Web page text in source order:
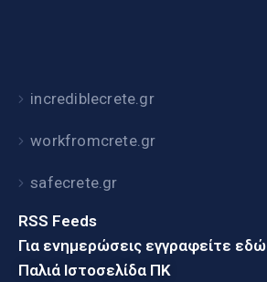
incrediblecrete.gr
workfromcrete.gr
safecrete.gr
RSS Feeds
Για ενημερώσεις εγγραφείτε εδώ
Παλιά Ιστοσελίδα ΠΚ